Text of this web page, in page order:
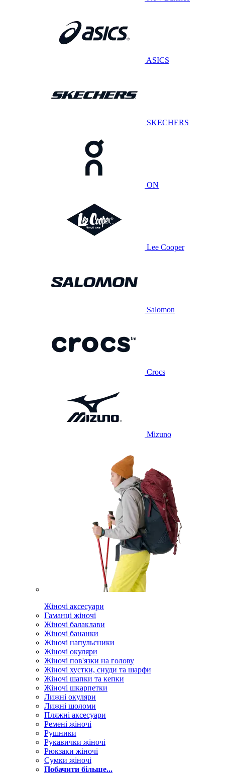
ASICS
SKECHERS
ON
Lee Cooper
Salomon
Crocs
Mizuno
Жіночі аксесуари
Гаманці жіночі
Жіночі балаклави
Жіночі бананки
Жіночі напульсники
Жіночі окуляри
Жіночі пов'язки на голову
Жіночі хустки, снуди та шарфи
Жіночі шапки та кепки
Жіночі шкарпетки
Лижні окуляри
Лижні шоломи
Пляжні аксесуари
Ремені жіночі
Рушники
Рукавички жіночі
Рюкзаки жіночі
Сумки жіночі
Побачити більше...